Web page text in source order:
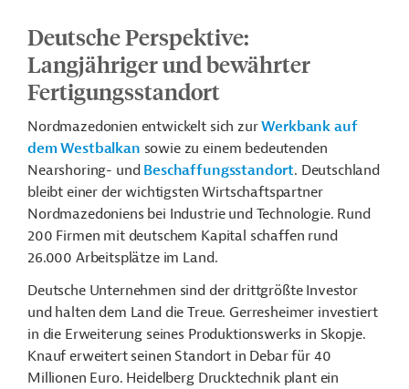
Deutsche Perspektive:
Langjähriger und bewährter
Fertigungsstandort
Nordmazedonien entwickelt sich zurWerkbank auf
dem Westbalkan sowie zu einem bedeutenden
Nearshoring- und Beschaffungsstandort. Deutschland
bleibt einer der wichtigsten Wirtschaftspartner
Nordmazedoniens bei Industrie und Technologie. Rund
200 Firmen mit deutschem Kapital schaffen rund
26.000 Arbeitsplätze im Land.
Deutsche Unternehmen sind der drittgrößte Investor
und halten dem Land die Treue. Gerresheimer investiert
in die Erweiterung seines Produktionswerks in Skopje.
Knauf erweitert seinen Standort in Debar für 40
Millionen Euro. Heidelberg Drucktechnik plant ein